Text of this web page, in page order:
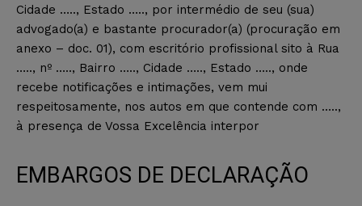
Cidade ….., Estado ….., por intermédio de seu (sua)
advogado(a) e bastante procurador(a) (procuração em
anexo – doc. 01), com escritório profissional sito à Rua
….., nº ….., Bairro ….., Cidade ….., Estado ….., onde
recebe notificações e intimações, vem mui
respeitosamente, nos autos em que contende com …..,
à presença de Vossa Excelência interpor
EMBARGOS DE DECLARAÇÃO